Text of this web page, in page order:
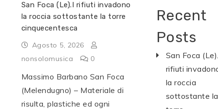
San Foca (Le).I rifiuti invadono
la roccia sottostante la torre
cinquecentesca
Agosto 5, 2026
nonsolomusica
0
Massimo Barbano San Foca
(Melendugno) – Materiale di
risulta, plastiche ed ogni
Recent
Posts
San Foca
rifiuti
la roccia
sottostante la